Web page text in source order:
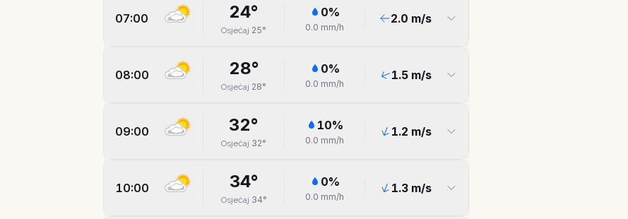
07:00 24°
Osjećaj 25°
0%
0.0 mm/h
2.0 m/s
08:00 28°
Osjećaj 28°
0%
0.0 mm/h
1.5m/s
09:00 32°
Osjećaj 32°
10%
0.0 mm/h
1.2 m/s
10:00 34°
Osjećaj 34°
0%
0.0 mm/h
1.3m/s